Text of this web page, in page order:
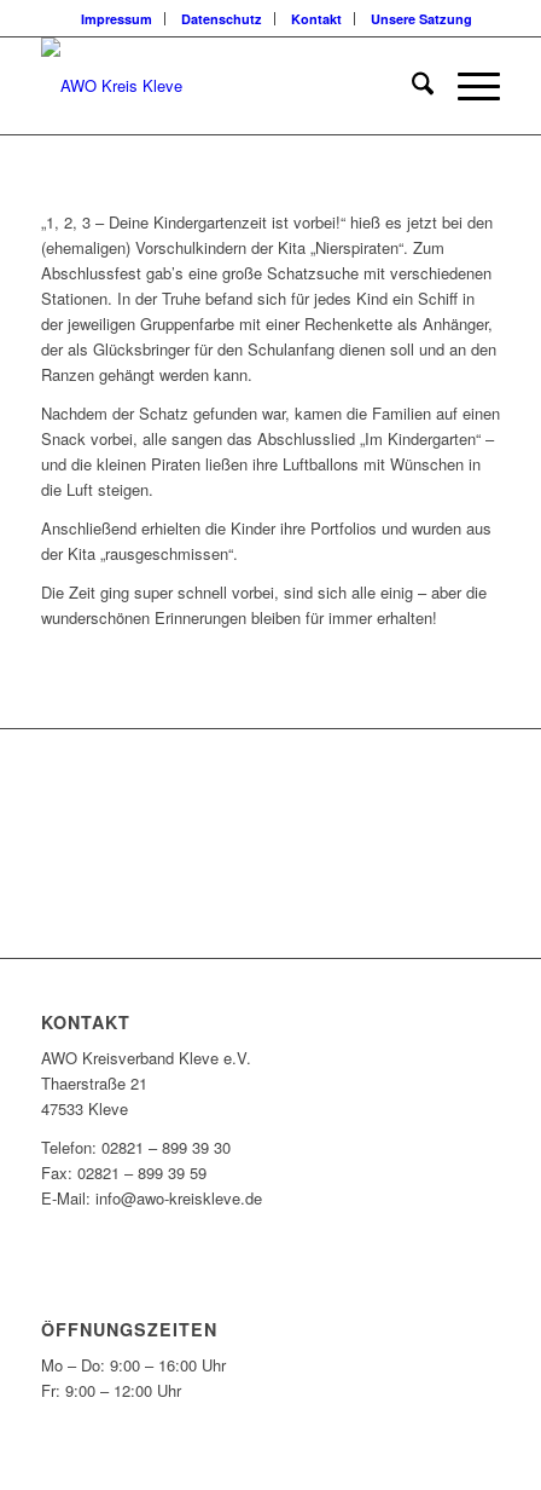
Impressum Datenschutz Kontakt Unsere Satzung
„1, 2, 3 – Deine Kindergartenzeit ist vorbei!“ hieß es jetzt bei den
(ehemaligen) Vorschulkindern der Kita „Nierspiraten“. Zum
Abschlussfest gab’s eine große Schatzsuche mit verschiedenen
Stationen. In der Truhe befand sich für jedes Kind ein Schiff in
der jeweiligen Gruppenfarbe mit einer Rechenkette als Anhänger,
der als Glücksbringer für den Schulanfang dienen soll und an den
Ranzen gehängt werden kann.
Nachdem der Schatz gefunden war, kamen die Familien auf einen
Snack vorbei, alle sangen das Abschlusslied „Im Kindergarten“ –
und die kleinen Piraten ließen ihre Luftballons mit Wünschen in
die Luft steigen.
Anschließend erhielten die Kinder ihre Portfolios und wurden aus
der Kita „rausgeschmissen“.
Die Zeit ging super schnell vorbei, sind sich alle einig – aber die
wunderschönen Erinnerungen bleiben für immer erhalten!
KONTAKT
AWO Kreisverband Kleve e.V.
Thaerstraße 21
47533 Kleve
Telefon: 02821 – 899 39 30
Fax: 02821 – 899 39 59
E-Mail: info@awo-kreiskleve.de
ÖFFNUNGSZEITEN
Mo – Do: 9:00 – 16:00 Uhr
Fr: 9:00 – 12:00 Uhr